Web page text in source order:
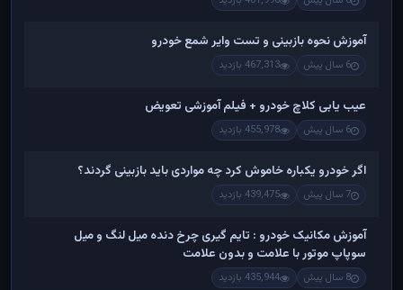
آموزش نحوه بازبینی و تست وایر شمع خودرو
6 سال پیش 467,313 بازدید
عیب یابی کلاچ خودرو + فیلم آموزشی تعویض
6 سال پیش 455,978 بازدید
اگر خودرو یکباره خاموش کرد چه مواردی باید بازبینی گردند؟
7 سال پیش 439,475 بازدید
آموزش مکانیک خودرو : تایم گیری چرخ دنده میل لنگ و میل
سوپاپ موتور با علامت و بدون علامت
8 سال پیش 435,944 بازدید